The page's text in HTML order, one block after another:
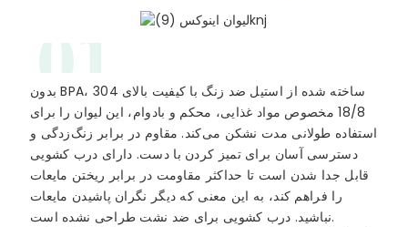
01
بدون BPA، ساخته شده از استیل ضد زنگ با کیفیت بالای 304
18/8 مخصوص مواد غذایی، محکم و بادوام، این لیوان را برای
استفاده طولانی مدت نشکن می‌کند. مقاوم در برابر زنگ‌زدگی و
دسترسی آسان برای تمیز کردن با دست. دارای درب کشویی
قابل جدا شدن است تا حداکثر مقاومت در برابر ریختن مایعات
را فراهم کند، به این معنی که دیگر نگران پاشیدن مایعات
نباشید. درب کشویی برای ضد نشت طراحی نشده است.